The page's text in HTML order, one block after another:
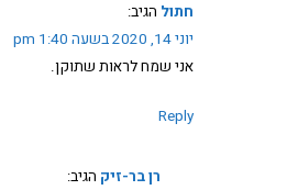
חתול הגיב:
יוני 14, 2020 בשעה 1:40 pm
אני שמח לראות שתוקן.
Reply
רן בר-זיק הגיב: